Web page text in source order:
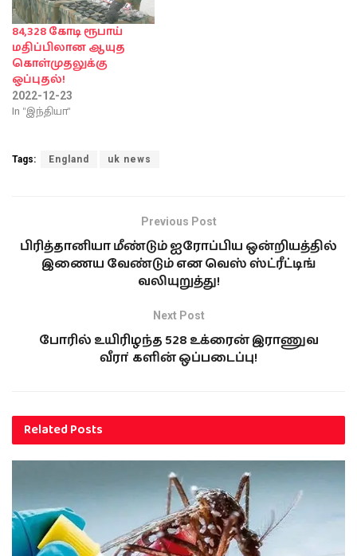
84,328 கோடி ரூபாய்
மதிப்பிலான ஆயுத
கொள்முதலுக்கு
ஒப்புதல்!
2022-12-23
In "இந்தியா"
Tags: England uk news
Previous Post
பிரித்தானியா மீண்டும் ஐரோப்பிய ஒன்றியத்தில்
இணைய வேண்டும் என வெஸ் ஸ்ட்ரீட்டிங்
வலியுறுத்து!
Next Post
போரில் உயிரிழந்த 528 உக்ரைன் இராணுவ
வீரா்களின் ஒப்படைப்பு!
RelatedPosts